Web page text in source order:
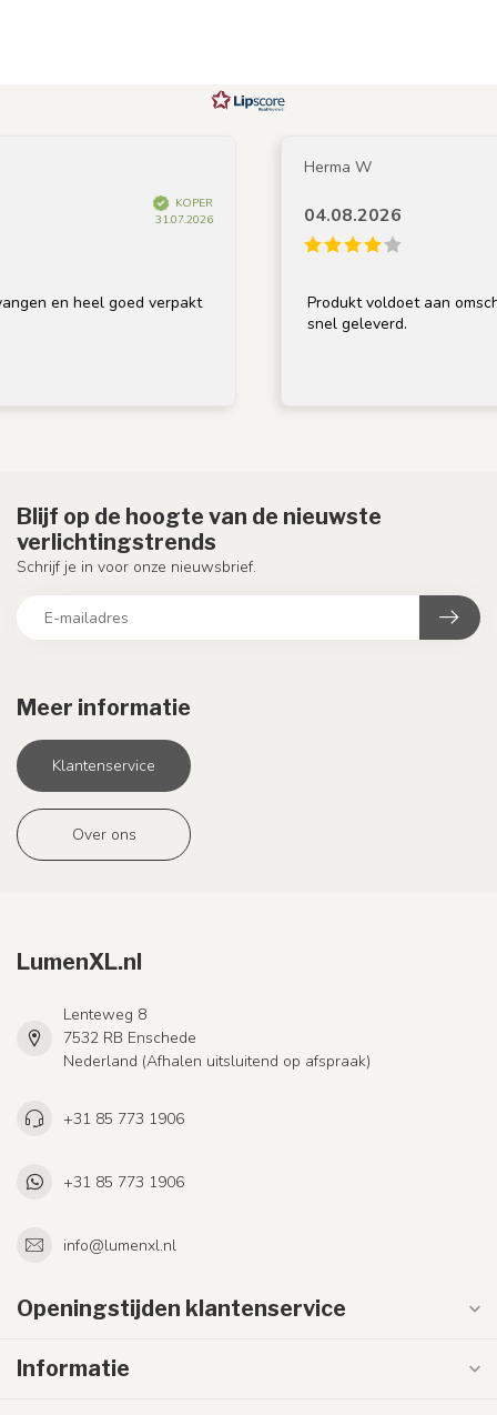
KOPER
heel goed verpakt
Herma W
04.08.2026
Produkt voldoet aan omschrijving,
snel geleverd.
Meer informatie
Klantenservice
Over ons
Blijf op de hoogte van de nieuwste
verlichtingstrends
Schrijf je in voor onze nieuwsbrief.
LumenXL.nl
Lenteweg 8
7532 RB Enschede
Nederland (Afhalen uitsluitend op afspraak)
+31 85 773 1906
+31 85 773 1906
info@lumenxl.nl
Openingstijden klantenservice
Informatie